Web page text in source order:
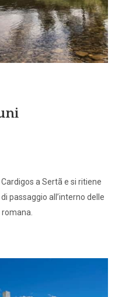
a Sertã e si ritiene
passaggio all’interno delle